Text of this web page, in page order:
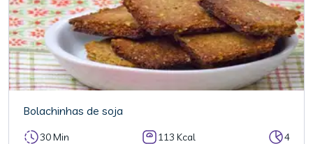
Bolachinhas de soja
30 Min 113 Kcal 4